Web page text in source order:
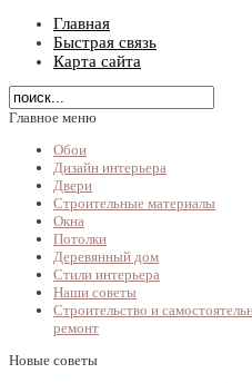
Главная
Быстрая связь
Карта сайта
Главное меню
Обои
Дизайн интерьера
Двери
Строительные материалы
Окна
Потолки
Деревянный дом
Стили интерьера
Наши советы
Строительство и
ремонт
Новые советы